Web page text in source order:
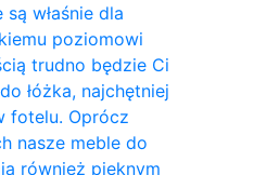
właśnie dla
poziomowi
trudno będzie Ci
łóżka, najchętniej
fotelu. Oprócz
nasze meble do
również pięknym